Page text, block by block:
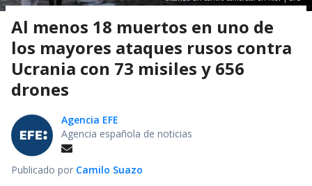
Al menos 18 muertos en uno de
los mayores ataques rusos contra
Ucrania con 73 misiles y 656
drones
Agencia EFE
Agencia española de noticias
Publicado por Camilo Suazo